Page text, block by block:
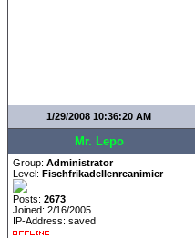
1/29/2008 10:36:20 AM
Mr. Lepo
Group: Administrator
Level: Fischfrikadellenreanimier
Posts: 2673
Joined: 2/16/2005
IP-Address: saved